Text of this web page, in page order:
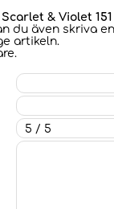
Scarlet & Violet
du även skriva en
artikeln.